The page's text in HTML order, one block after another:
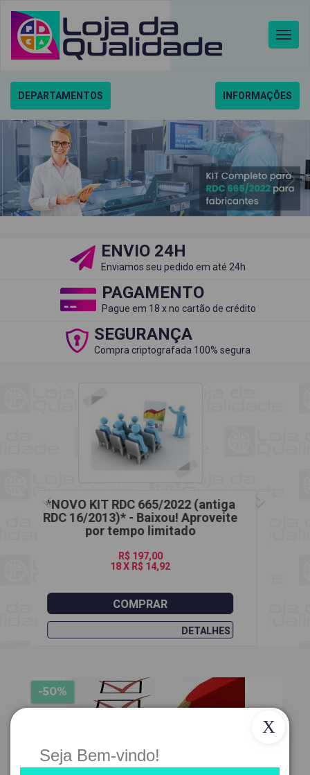
MENU
DEPARTAMENTOS INFORMAÇÕES
ENVIO 24H
Enviamos seu pedido em até 24h
PAGAMENTO
Pague em 18 x no cartão de crédito
SEGURANÇA
Compra criptografada 100% segura
*Novo KIT RDC 665/2022 (Para
Distribuidores)* - Baixou! Aproveite
por tempo limitado
R$ 217,00
18 X R$ 16,44
DETALHES
-50%
X
Seja Bem-vindo!